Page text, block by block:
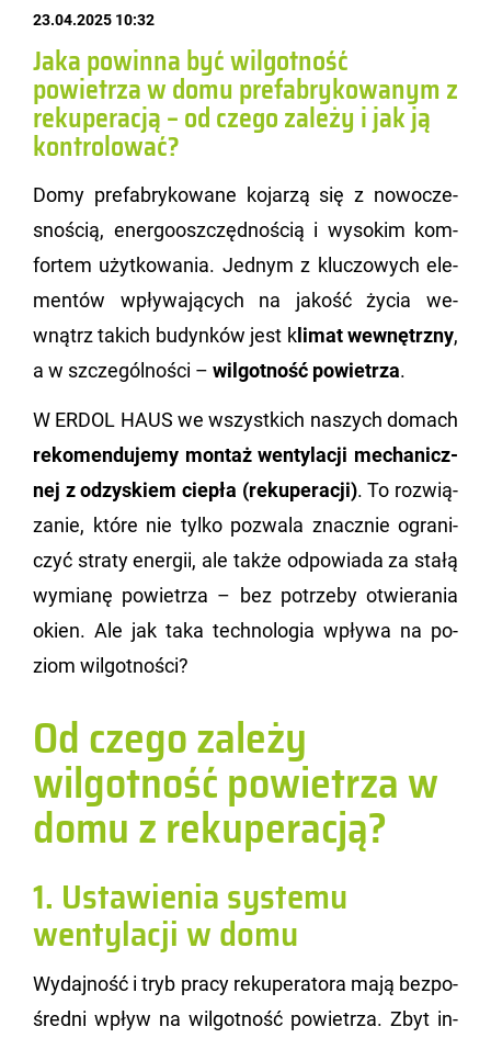
23.04.2025 10:32
Jaka powinna być wilgotność
powietrza w domu prefabrykowanym z
rekuperacją – od czego zależy i jak ją
kontrolować?
Domy pre­fa­bry­ko­wa­ne ko­ja­rzą się z no­wo­cze­
sno­ścią, ener­go­osz­częd­no­ścią i wy­so­kim kom­
for­tem użyt­ko­wa­nia. Jed­nym z klu­czo­wych ele­
men­tów wpły­wa­ją­cych na ja­kość życia we­
wnątrz ta­kich bu­dyn­ków jest klimat we­wnętrz­ny,
a w szcze­gól­no­ści – wil­got­ność po­wie­trza.
W ERDOL HAUS we wszyst­kich na­szych do­mach
re­ko­men­du­je­my mon­taż wen­ty­la­cji me­cha­nicz­
nej z od­zy­skiem cie­pła (re­ku­pe­ra­cji). To roz­wią­
za­nie, które nie tylko po­zwa­la znacz­nie ogra­ni­
czyć stra­ty ener­gii, ale także od­po­wia­da za stałą
wy­mia­nę po­wie­trza – bez po­trze­by otwie­ra­nia
okien. Ale jak taka tech­no­lo­gia wpły­wa na po­
ziom wil­got­no­ści?
Od czego zależy
wilgotność powietrza w
domu z rekuperacją?
1. Ustawienia systemu
wentylacji w domu
Wy­daj­ność i tryb pracy re­ku­pe­ra­to­ra mają bez­po­
śred­ni wpływ na wil­got­ność po­wie­trza. Zbyt in­